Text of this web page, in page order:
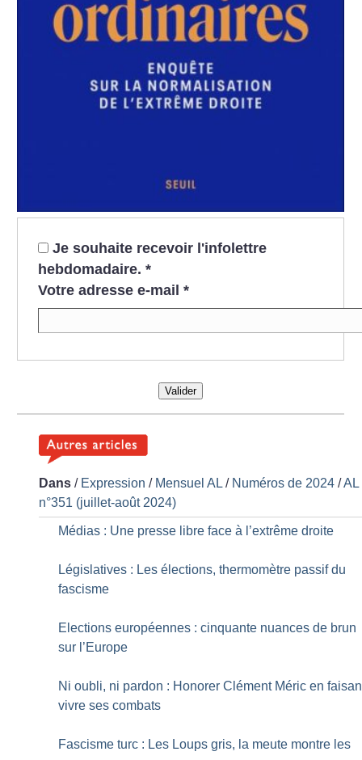
Je souhaite recevoir l'infolettre
hebdomadaire. *
Votre adresse e-mail *
Valider
Dans / Expression / Mensuel AL / Numéros de 2024 /AL
n°351 (juillet-août 2024)
Médias : Une presse libre face à l’extrême droite
Législatives : Les élections, thermomètre passif du
fascisme
Elections européennes : cinquante nuances de brun
sur l’Europe
Ni oubli, ni pardon : Honorer Clément Méric en
vivre ses combats
Fascisme turc : Les Loups gris, la meute montre les